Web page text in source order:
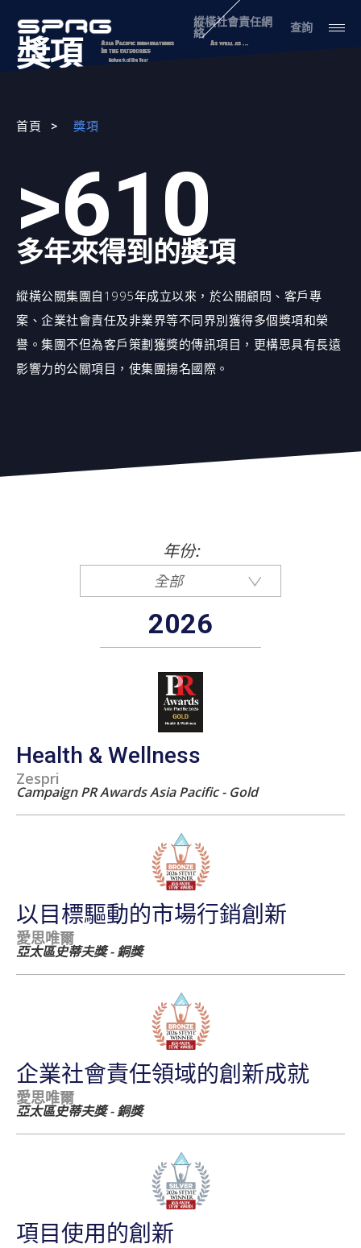
縱橫社會責任網
絡 查詢
獎項
首頁 獎項
縱橫公關集團自1995年成立以來，於公關顧問、客戶專
案、企業社會責任及非業界等不同界別獲得多個獎項和榮
譽。集團不但為客戶策劃獲獎的傳訊項目，更構思具有長遠
影響力的公關項目，使集團揚名國際。
>610
多年來得到的奬項
年份:
全部
2026
Health & Wellness
Zespri
Campaign PR Awards Asia Pacific - Gold
以目標驅動的市場行銷創新
愛思唯爾
亞太區史蒂夫獎 - 銅獎
企業社會責任領域的創新成就
愛思唯爾
亞太區史蒂夫獎 - 銅獎
項目使用的創新